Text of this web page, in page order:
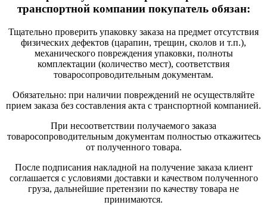
транспортной компании покупатель обязан:
Тщательно проверить упаковку заказа на предмет отсутствия
физических дефектов (царапин, трещин, сколов и т.п.),
механического повреждения упаковки, полноты
комплектации (количество мест), соответствия
товаросопроводительным документам.
Обязательно: при наличии повреждений не осуществляйте
прием заказа без составления акта с транспортной компанией.
При несоответствии получаемого заказа
товаросопроводительным документам полностью откажитесь
от полученного товара.
После подписания накладной на получение заказа клиент
соглашается с условиями доставки и качеством полученного
груза, дальнейшие претензии по качеству товара не
принимаются.